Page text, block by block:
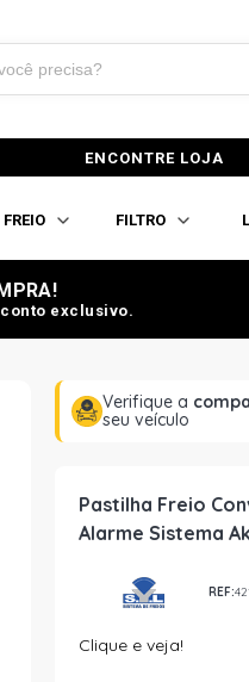
ENCONTRE LOJA
FREIO FILTRO
exclusivo.
Verifique a
seu veículo
Pastilha Freio
Alarme Sistema
REF:
Clique e veja!